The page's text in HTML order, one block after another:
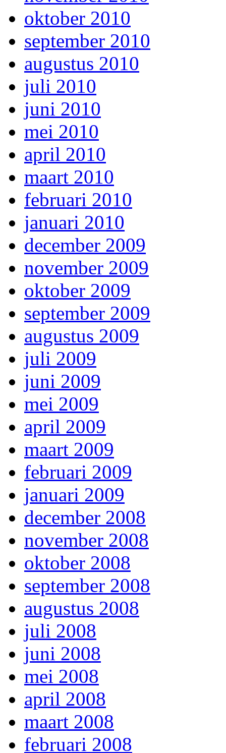
oktober 2010
september 2010
augustus 2010
juli 2010
juni 2010
mei 2010
april 2010
maart 2010
februari 2010
januari 2010
december 2009
november 2009
oktober 2009
september 2009
augustus 2009
juli 2009
juni 2009
mei 2009
april 2009
maart 2009
februari 2009
januari 2009
december 2008
november 2008
oktober 2008
september 2008
augustus 2008
juli 2008
juni 2008
mei 2008
april 2008
maart 2008
februari 2008